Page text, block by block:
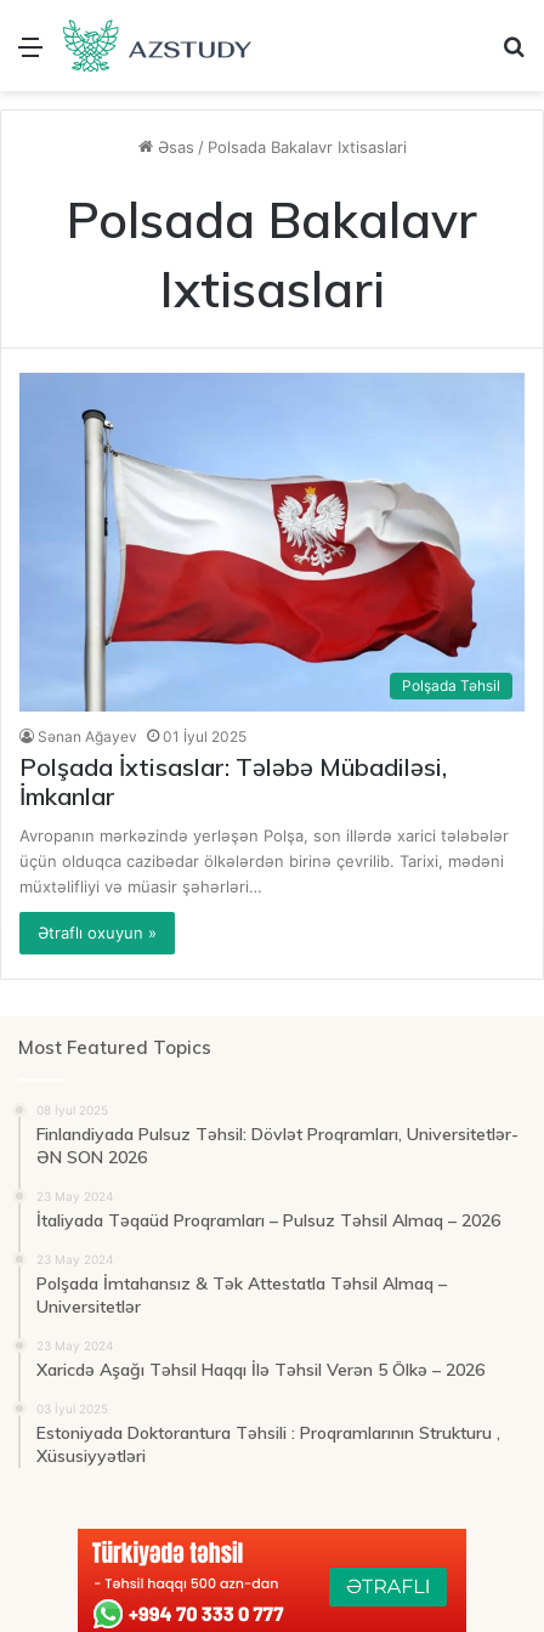
Menu
Əsas / Polsada Bakalavr Ixtisaslari
Polsada Bakalavr
Ixtisaslari
Polşada Təhsil
Sənan Ağayev 01 İyul 2025
Polşada İxtisaslar: Tələbə Mübadiləsi,
İmkanlar
Avropanın mərkəzində yerləşən Polşa, son illərdə xarici tələbələr
üçün olduqca cazibədar ölkələrdən birinə çevrilib. Tarixi, mədəni
müxtəlifliyi və müasir şəhərləri…
Ətraflı oxuyun »
Most Featured Topics
08 İyul 2025
Finlandiyada Pulsuz Təhsil: Dövlət Proqramları, Universitetlər-
ƏN SON 2026
23 May 2024
İtaliyada Təqaüd Proqramları – Pulsuz Təhsil Almaq – 2026
23 May 2024
Polşada İmtahansız & Tək Attestatla Təhsil Almaq –
Universitetlər
23 May 2024
Xaricdə Aşağı Təhsil Haqqı İlə Təhsil Verən 5 Ölkə – 2026
03 İyul 2025
Estoniyada Doktorantura Təhsili : Proqramlarının Strukturu ,
Xüsusiyyətləri